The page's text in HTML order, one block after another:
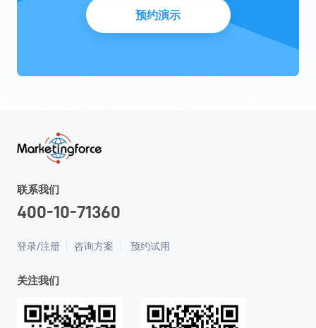
预约演示
联系我们
400-10-71360
登录/注册 咨询方案 预约试用
关注我们